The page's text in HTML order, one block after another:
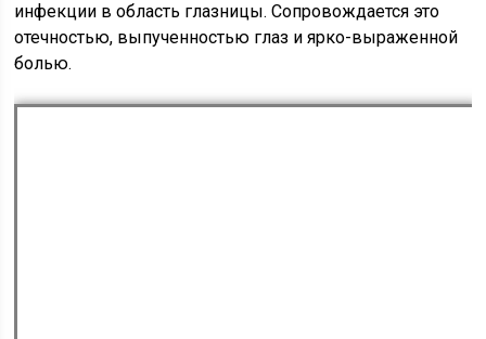
инфекции в область глазницы. Сопровождается это
отечностью, выпученностью глаз и ярко-выраженной
болью.